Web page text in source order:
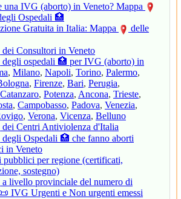
una IVG (aborto) in Veneto? Mappa
Ospedali 🏥
Gratuita in Italia: Mappa
delle
dei Consultori in Veneto
degli ospedali 🏥 per IVG (aborto) in
, Milano, Napoli, Torino, Palermo,
, Firenze, Bari, Perugia,
Catanzaro, Potenza, Ancona, Trieste,
, Campobasso, Padova, Venezia,
, Verona, Vicenza, Belluno
dei Centri Antiviolenza d'Italia
degli Ospedali 🏥 che fanno aborti
in Veneto
pubblici per regione (certificati,
sostegno)
a livello provinciale del numero di
IVG Urgenti e Non urgenti emessi